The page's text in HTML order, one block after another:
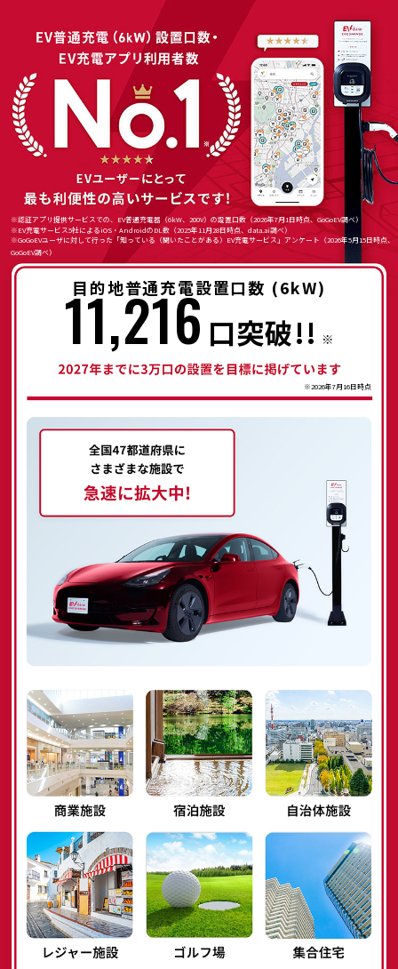
※認証アプリ提供サービスでの、EV普通充電器（6kW、200V）の設置口数（2026年7月1日時点、GoGoEV調べ）
※EV充電サービス5社によるiOS・AndroidのDL数（2025年11月28日時点、data.ai調べ）
※GoGoEVユーザに対して行った「知っている（聞いたことがある）EV充電サービス」アンケート（2026年5月15日時点、
GoGoEV調べ）
※2026年7月16日時点
目的地普通充電設置口数 (6kW)
11,216口突破!! ※